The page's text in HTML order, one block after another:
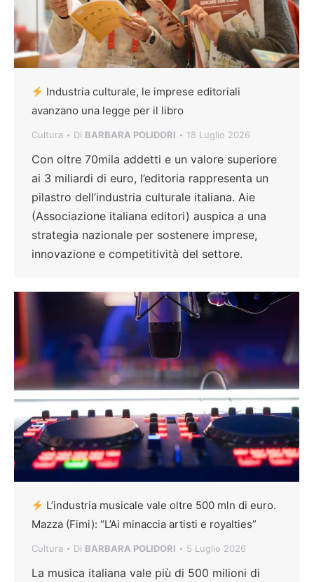
Industria culturale, le imprese editoriali
avanzano una legge per il libro
Cultura Di BARBARA POLIDORI 18 Luglio 2026
Con oltre 70mila addetti e un valore superiore
ai 3 miliardi di euro, l’editoria rappresenta un
pilastro dell’industria culturale italiana. Aie
(Associazione italiana editori) auspica a una
strategia nazionale per sostenere imprese,
innovazione e competitività del settore.
L’industria musicale vale oltre 500 mln di euro.
Mazza (Fimi): “L’Ai minaccia artisti e royalties”
Cultura Di BARBARA POLIDORI 5 Luglio 2026
La musica italiana vale più di 500 milioni di